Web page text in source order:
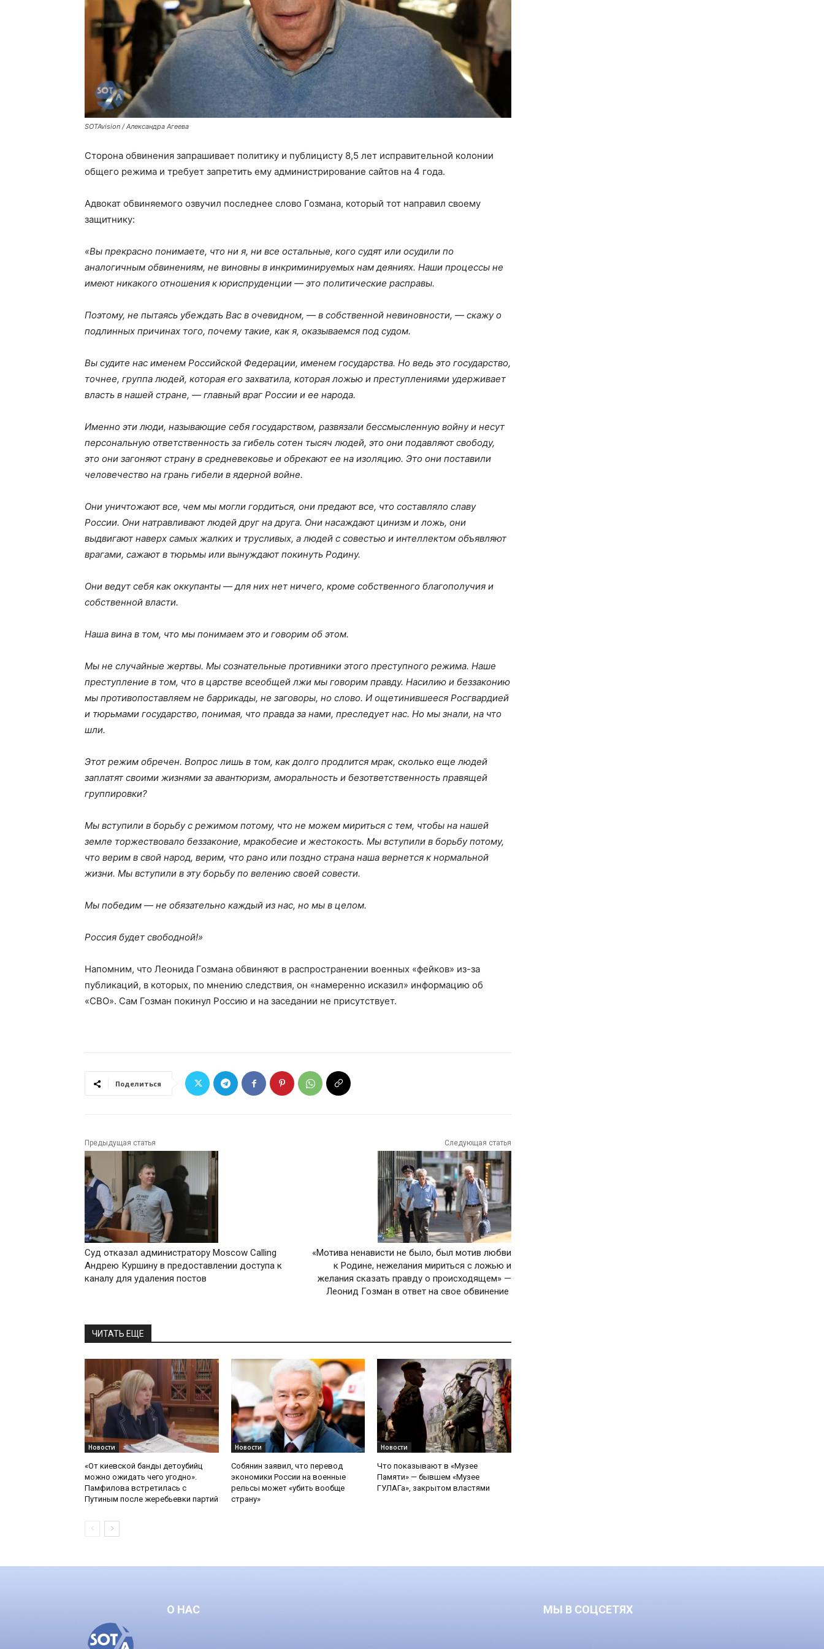
SOTAvision / Александра Агеева
Сторона обвинения запрашивает политику и публицисту 8,5 лет исправительной колонии
общего режима и требует запретить ему администрирование сайтов на 4 года.
Адвокат обвиняемого озвучил последнее слово Гозмана, который тот направил своему
защитнику:
«Вы прекрасно понимаете, что ни я, ни все остальные, кого судят или осудили по
аналогичным обвинениям, не виновны в инкриминируемых нам деяниях. Наши процессы не
имеют никакого отношения к юриспруденции — это политические расправы.
Поэтому, не пытаясь убеждать Вас в очевидном, — в собственной невиновности, — скажу о
подлинных причинах того, почему такие, как я, оказываемся под судом.
Вы судите нас именем Российской Федерации, именем государства. Но ведь это государство,
точнее, группа людей, которая его захватила, которая ложью и преступлениями удерживает
власть в нашей стране, — главный враг России и ее народа.
Именно эти люди, называющие себя государством, развязали бессмысленную войну и несут
персональную ответственность за гибель сотен тысяч людей, это они подавляют свободу,
это они загоняют страну в средневековье и обрекают ее на изоляцию. Это они поставили
человечество на грань гибели в ядерной войне.
Они уничтожают все, чем мы могли гордиться, они предают все, что составляло славу
России. Они натравливают людей друг на друга. Они насаждают цинизм и ложь, они
выдвигают наверх самых жалких и трусливых, а людей с совестью и интеллектом объявляют
врагами, сажают в тюрьмы или вынуждают покинуть Родину.
Они ведут себя как оккупанты — для них нет ничего, кроме собственного благополучия и
собственной власти.
Наша вина в том, что мы понимаем это и говорим об этом.
Мы не случайные жертвы. Мы сознательные противники этого преступного режима. Наше
преступление в том, что в царстве всеобщей лжи мы говорим правду. Насилию и беззаконию
мы противопоставляем не баррикады, не заговоры, но слово. И ощетинившееся Росгвардией
и тюрьмами государство, понимая, что правда за нами, преследует нас. Но мы знали, на что
шли.
Этот режим обречен. Вопрос лишь в том, как долго продлится мрак, сколько еще людей
заплатят своими жизнями за авантюризм, аморальность и безответственность правящей
группировки?
Мы вступили в борьбу с режимом потому, что не можем мириться с тем, чтобы на нашей
земле торжествовало беззаконие, мракобесие и жестокость. Мы вступили в борьбу потому,
что верим в свой народ, верим, что рано или поздно страна наша вернется к нормальной
жизни. Мы вступили в эту борьбу по велению своей совести.
Мы победим — не обязательно каждый из нас, но мы в целом.
Россия будет свободной!»
Напомним, что Леонида Гозмана обвиняют в распространении военных «фейков» из-за
публикаций, в которых, по мнению следствия, он «намеренно исказил» информацию об
«СВО». Сам Гозман покинул Россию и на заседании не присутствует.
Поделиться
Предыдущая статья
Суд отказал администратору Moscow Calling
Андрею Куршину в предоставлении доступа к
каналу для удаления постов
Следующая статья
«Мотива ненависти не было, был мотив любви
к Родине, нежелания мириться с ложью и
желания сказать правду о происходящем» —
Леонид Гозман в ответ на свое обвинение
ЧИТАТЬ ЕЩЕ
Новости
«От киевской банды детоубийц
можно ожидать чего угодно».
Памфилова встретилась с
Путиным после жеребьевки партий
Новости
Собянин заявил, что перевод
экономики России на военные
рельсы может «убить вообще
страну»
Новости
Что показывают в «Музее
Памяти» — бывшем «Музее
ГУЛАГа», закрытом властями
О НАС МЫ В СОЦСЕТЯХ